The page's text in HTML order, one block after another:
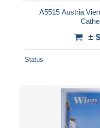
A5515 Austria
±
Status